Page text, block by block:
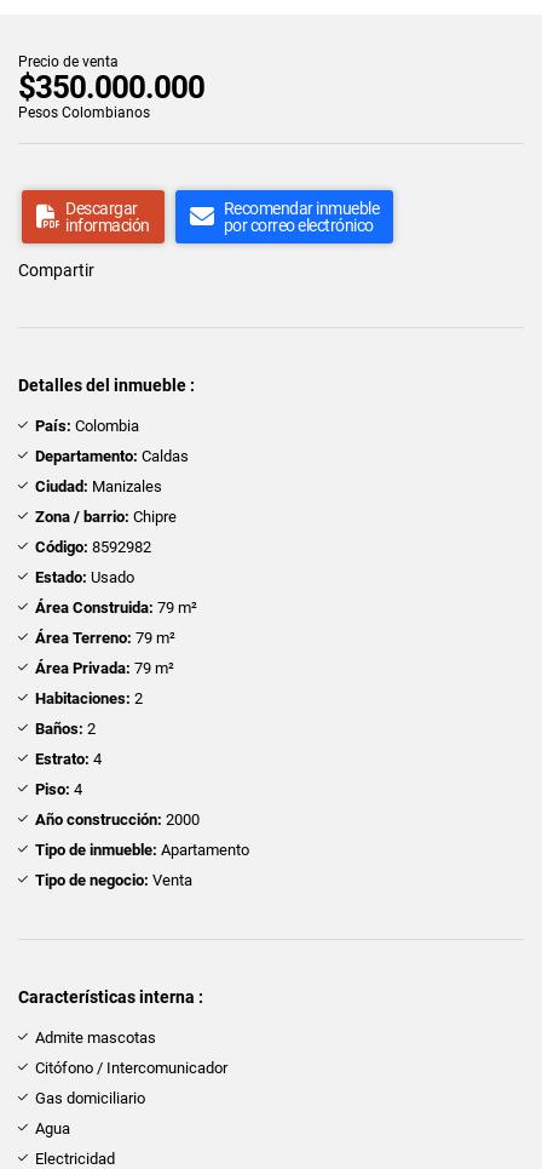
Precio de venta
$350.000.000
Pesos Colombianos
Descargar
información
Recomendar inmueble
por correo electrónico
Compartir
Detalles del inmueble :
País: Colombia
Departamento: Caldas
Ciudad: Manizales
Zona / barrio: Chipre
Código: 8592982
Estado: Usado
Área Construida: 79 m²
Área Terreno: 79 m²
Área Privada: 79 m²
Habitaciones: 2
Baños: 2
Estrato: 4
Piso: 4
Año construcción: 2000
Tipo de inmueble: Apartamento
Tipo de negocio: Venta
Características interna :
Admite mascotas
Citófono / Intercomunicador
Gas domiciliario
Agua
Electricidad